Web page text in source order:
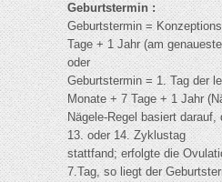
Geburtstermin :
Geburtstermin =
Tage + 1 Jahr (am
oder
Geburtstermin = 1. Tag der
Monate + 7 Tage + 1 Jahr
Nägele-Regel basiert
13. oder 14. Zyklustag
stattfand; erfolgte die
7.Tag, so liegt der